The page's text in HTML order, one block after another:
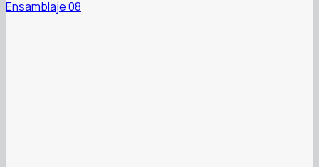
Ensamblaje 08